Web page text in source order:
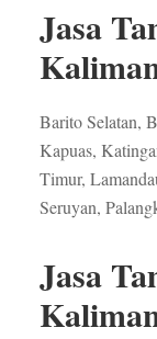
Jasa
Barito Selatan,
Kapuas,
Timur,
Seruyan,
Jasa